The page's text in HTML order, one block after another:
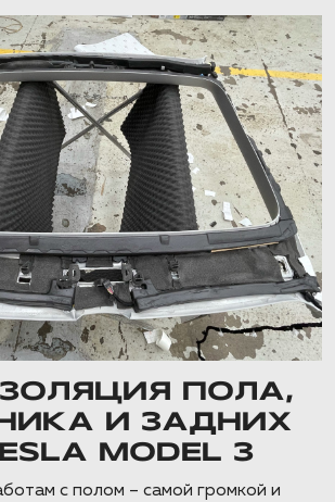
ПОЛА,
И ЗАДНИХ
MODEL 3
с полом – самой громкой и